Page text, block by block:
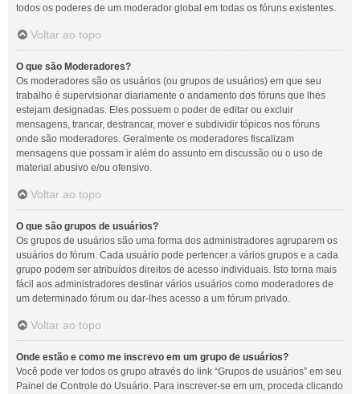
todos os poderes de um moderador global em todas os fóruns existentes.
Voltar ao topo
O que são Moderadores?
Os moderadores são os usuários (ou grupos de usuários) em que seu
trabalho é supervisionar diariamente o andamento dos fóruns que lhes
estejam designadas. Eles possuem o poder de editar ou excluir
mensagens, trancar, destrancar, mover e subdividir tópicos nos fóruns
onde são moderadores. Geralmente os moderadores fiscalizam
mensagens que possam ir além do assunto em discussão ou o uso de
material abusivo e/ou ofensivo.
Voltar ao topo
O que são grupos de usuários?
Os grupos de usuários são uma forma dos administradores agruparem os
usuários do fórum. Cada usuário pode pertencer a vários grupos e a cada
grupo podem ser atribuídos direitos de acesso individuais. Isto torna mais
fácil aos administradores destinar vários usuários como moderadores de
um determinado fórum ou dar-lhes acesso a um fórum privado.
Voltar ao topo
Onde estão e como me inscrevo em um grupo de usuários?
Você pode ver todos os grupo através do link “Grupos de usuários” em seu
Painel de Controle do Usuário. Para inscrever-se em um, proceda clicando